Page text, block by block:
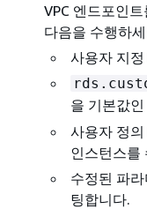
VPC 엔드포인
다음을 수행하
사용자 지
을 기본값인
사용자 정
인스턴스를
수정된 파
팅합니다.